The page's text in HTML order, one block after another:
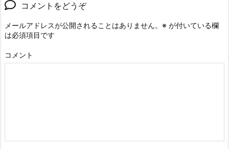
コメントをどうぞ
メールアドレスが公開されることはありません。 ※ が付いている欄
は必須項目です
コメント